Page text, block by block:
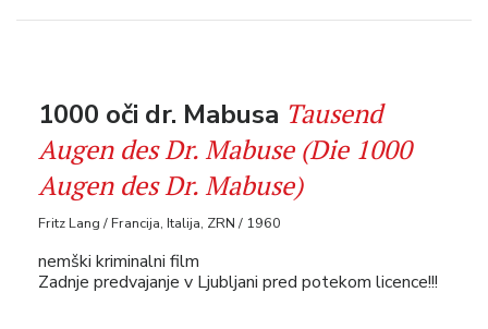
1000 oči dr. Mabusa Tausend
Augen des Dr. Mabuse (Die 1000
Augen des Dr. Mabuse)
Fritz Lang / Francija, Italija, ZRN / 1960
nemški kriminalni film
Zadnje predvajanje v Ljubljani pred potekom licence!!!